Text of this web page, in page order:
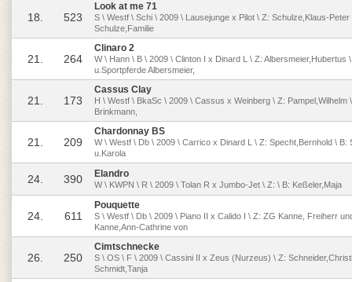
18. 523
Look at me 71
S \ Westf \ Schi \ 2009 \ Lausejunge x Pilot \ Z: Schulze,Klaus-Peter
Schulze,Familie
21. 264
Clinaro 2
W \ Hann \ B \ 2009 \ Clinton I x Dinard L \ Z: Albersmeier,Hubertus
u.Sportpferde Albersmeier,
21. 173
Cassus Clay
H \ Westf \ BkaSc \ 2009 \ Cassus x Weinberg \ Z: Pampel,Wilhelm
Brinkmann,
21. 209
Chardonnay BS
W \ Westf \ Db \ 2009 \ Carrico x Dinard L \ Z: Specht,Bernhold \ B:
u.Karola
24. 390 Elandro
W \ KWPN \ R \ 2009 \ Tolan R x Jumbo-Jet \ Z: \ B: Keßeler,Maja
24. 611
Pouquette
S \ Westf \ Db \ 2009 \ Piano II x Calido I \ Z: ZG Kanne, Freiherr
Kanne,Ann-Cathrine von
26. 250
Cimtschnecke
S \ OS \ F \ 2009 \ Cassini II x Zeus (Nurzeus) \ Z:
Schmidt,Tanja